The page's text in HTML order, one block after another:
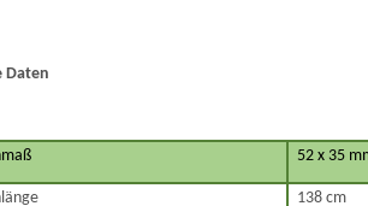
Daten
52 x 35
138 cm